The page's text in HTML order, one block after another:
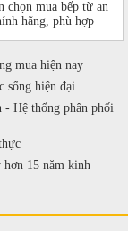
chọn mua bếp từ an
hãng, phù hợp
mua hiện nay
sống hiện đại
Hệ thống phân phối
15 năm kinh